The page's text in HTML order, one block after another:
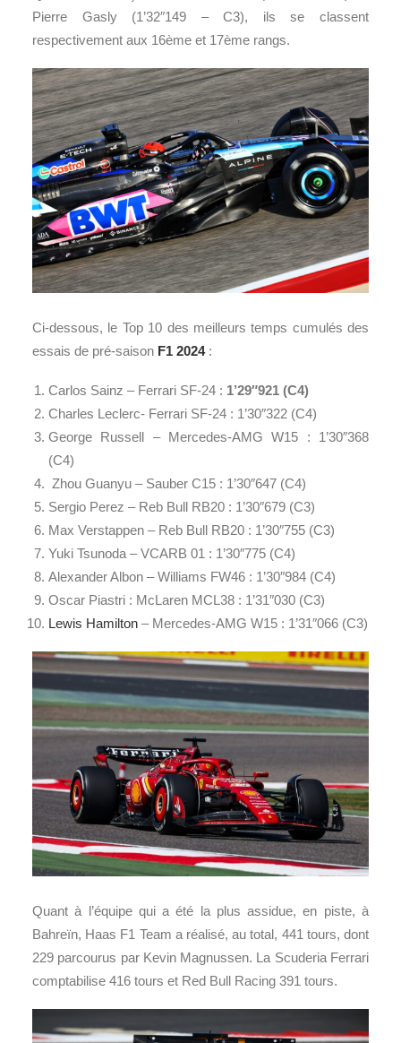
Pierre Gasly (1’32″149 – C3), ils se classent
respectivement aux 16ème et 17ème rangs.
Ci-dessous, le Top 10 des meilleurs temps cumulés des
essais de pré-saison F1 2024:
Carlos Sainz – Ferrari SF-24 : 1’29″921 (C4)
Charles Leclerc- Ferrari SF-24 : 1’30″322 (C4)
George Russell – Mercedes-AMG W15 : 1’30″368
(C4)
Zhou Guanyu – Sauber C15 : 1’30″647 (C4)
Sergio Perez – Reb Bull RB20 : 1’30″679 (C3)
Max Verstappen – Reb Bull RB20 : 1’30″755 (C3)
Yuki Tsunoda – VCARB 01 : 1’30″775 (C4)
Alexander Albon – Williams FW46 : 1’30″984 (C4)
Oscar Piastri : McLaren MCL38 : 1’31″030 (C3)
Lewis Hamilton – Mercedes-AMG W15 : 1’31″066 (C3)
Quant à l’équipe qui a été la plus assidue, en piste, à
Bahreïn, Haas F1 Team a réalisé, au total, 441 tours, dont
229 parcourus par Kevin Magnussen. La Scuderia Ferrari
comptabilise 416 tours et Red Bull Racing 391 tours.